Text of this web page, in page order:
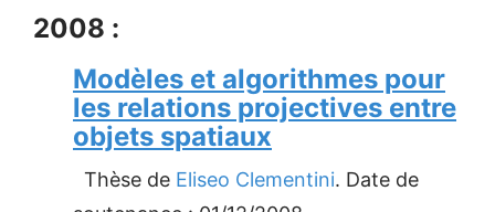
2008 :
Modèles et algorithmes pour
les relations projectives entre
objets spatiaux
Thèse de Eliseo Clementini. Date de